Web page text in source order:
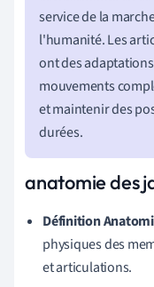
service de la
l'humanité. Les
ont des
mouvements
et maintenir des
durées.
anatomie des
Définition
physiques des
et articulations.